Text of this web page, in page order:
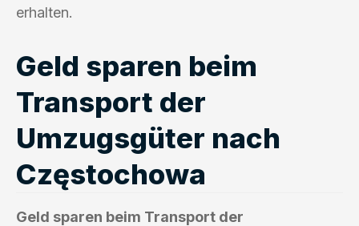
erhalten.
Geld sparen beim
Transport der
Umzugsgüter nach
Częstochowa
Geld sparen beim Transport der